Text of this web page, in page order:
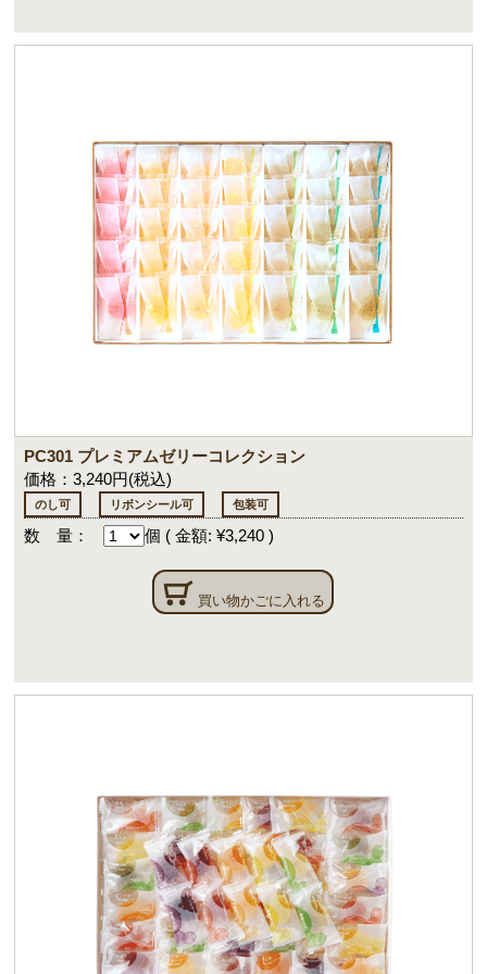
PC301 プレミアムゼリーコレクション
価格：3,240円(税込)
のし可 リボンシール可 包装可
数 量： 個 ( 金額: ¥3,240 )
買い物かごに入れる